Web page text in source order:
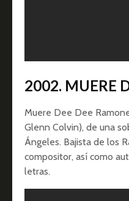
2002. MUERE
Muere Dee Dee
Glenn Colvin), de una
Ángeles. Bajista de los
compositor, así como
letras.